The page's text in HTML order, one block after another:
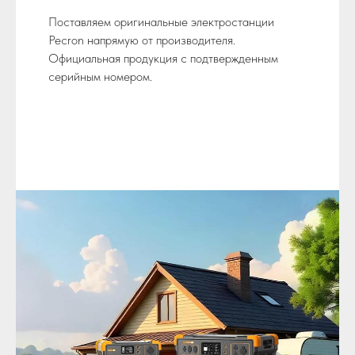
Поставляем оригинальные электростанции
Pecron напрямую от производителя.
Официальная продукция с подтвержденным
серийным номером.